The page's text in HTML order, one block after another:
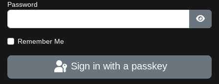
Password
Remember Me
Sign in with a passkey